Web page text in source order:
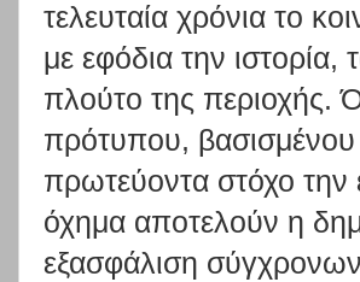
τελευταία χρόνια το
με εφόδια την
πλούτο της περιοχής.
πρότυπου,
πρωτεύοντα στόχο
όχημα αποτελούν η
εξασφάλιση